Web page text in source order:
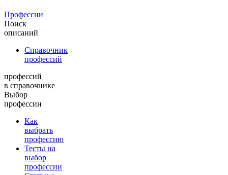
Профессии
Поиск
описаний
Справочник
профессий
профессий
в справочнике
Выбор
профессии
Как
выбрать
профессию
Тесты на
выбор
профессии